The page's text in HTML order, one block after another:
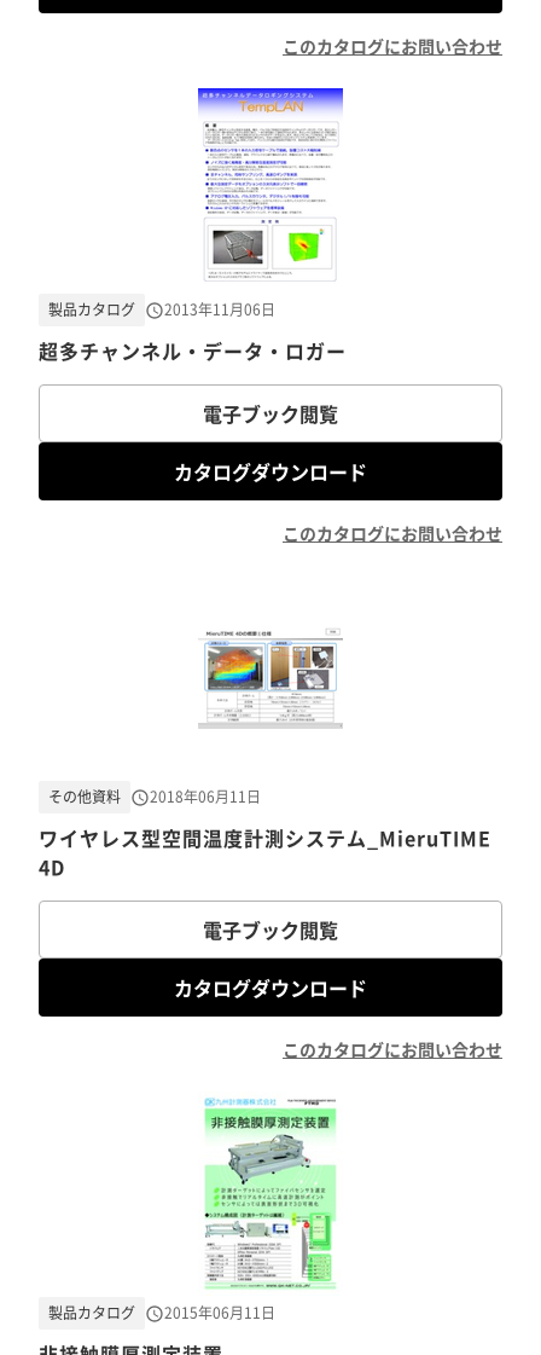
このカタログにお問い合わせ
超多チャンネル・データ・ロガー
製品カタログ 2013年11月06日
電子ブック閲覧
カタログダウンロード
このカタログにお問い合わせ
ワイヤレス型空間温度計測システム_MieruTIME
4D
その他資料 2018年06月11日
電子ブック閲覧
カタログダウンロード
このカタログにお問い合わせ
製品カタログ 2015年06月11日